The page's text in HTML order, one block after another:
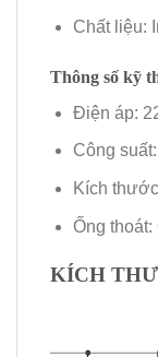
Chất liệu:
Thông số kỹ
Điện áp:
Công
Kích
Ống
KÍCH